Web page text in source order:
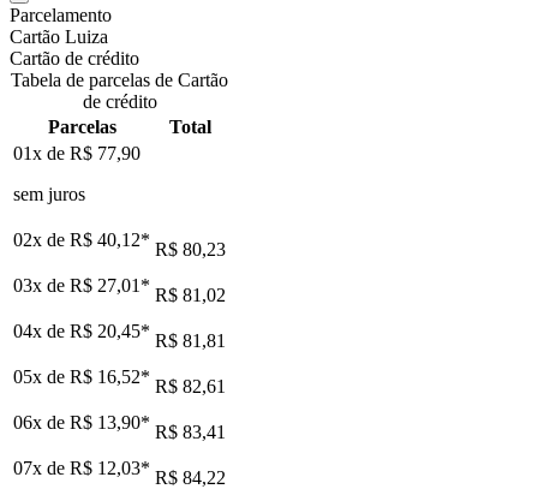
Parcelamento
Cartão Luiza
Cartão de crédito
Tabela de parcelas de Cartão
de crédito
Parcelas
Total
01x de R$ 77,90
sem juros
02x de R$ 40,12* R$ 80,23
03x de R$ 27,01 * R$ 81,02
04x de R$ 20,45* R$ 81,81
05x de R$ 16,52* R$ 82,61
06x de R$ 13,90* R$ 83,41
07x de R$ 12,03* R$ 84,22